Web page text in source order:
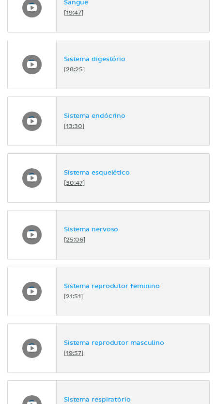
Sangue
[19:47]
Sistema digestório
[28:25]
Sistema endócrino
[13:30]
Sistema esquelético
[30:47]
Sistema nervoso
[25:06]
Sistema reprodutor feminino
[21:51]
Sistema reprodutor masculino
[19:57]
Sistema respiratório